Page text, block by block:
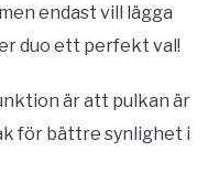
endast vill lägga
duo ett perfekt val!
är att pulkan är
för bättre synlighet i